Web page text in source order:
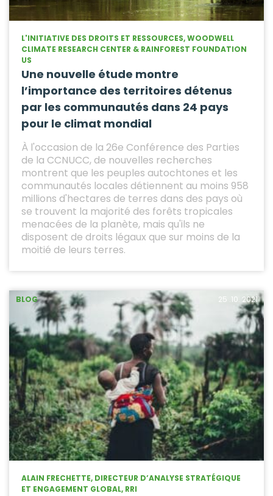
L'INITIATIVE DES DROITS ET RESSOURCES, WOODWELL
CLIMATE RESEARCH CENTER & RAINFOREST FOUNDATION
US
Une nouvelle étude montre
l’importance des territoires détenus
par les communautés dans 24 pays
pour le climat mondial
À l'occasion de la 26e Conférence des Parties
de la CCNUCC, de nouvelles recherches
montrent que les peuples autochtones et les
communautés locales détiennent au moins 958
millions d'hectares de terres dans des pays où
se trouvent la majorité des forêts tropicales
menacées de la planète, mais qu'ils ne
disposent de droits légaux que sur moins de la
moitié de leurs terres.
25 .10. 2021
ALAIN FRECHETTE, DIRECTEUR D’ANALYSE STRATÉGIQUE
ET ENGAGEMENT GLOBAL, RRI
BLOG